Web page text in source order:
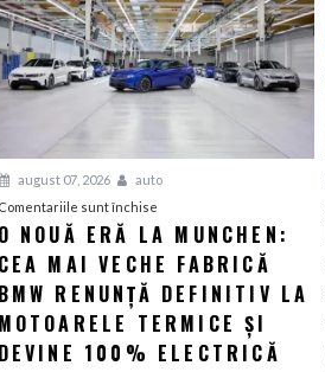
august 07, 2026
auto
Comentariile sunt închisepentru
O
nouă
eră
Munchen:
Cea
O NOUĂ ERĂ LA MUNCHEN:
CEA MAI VECHE FABRICĂ
BMW RENUNȚĂ DEFINITIV LA
MOTOARELE TERMICE ȘI
DEVINE 100% ELECTRICĂ